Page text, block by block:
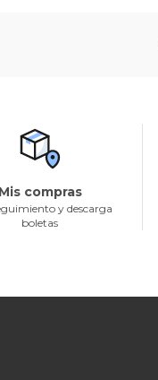
Mis compras
y descarga
boletas